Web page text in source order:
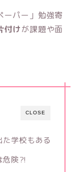
ーパー」勉強寄
付けが課題や面
CLOSE
学校もある
危険⁈